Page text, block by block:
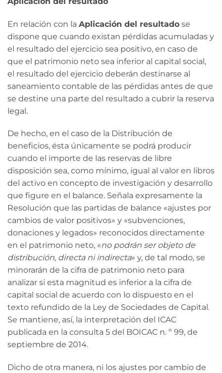
En relación con la Aplicación del resultado se
dispone que cuando existan pérdidas acumuladas y
el resultado del ejercicio sea positivo, en caso de
que el patrimonio neto sea inferior al capital social,
el resultado del ejercicio deberán destinarse al
saneamiento contable de las pérdidas antes de que
se destine una parte del resultado a cubrir la reserva
legal.
De hecho, en el caso de la Distribución de
beneficios, ésta únicamente se podrá producir
cuando el importe de las reservas de libre
disposición sea, como mínimo, igual al valor en libros
del activo en concepto de investigación y desarrollo
que figure en el balance. Señala expresamente la
Resolución que las partidas de balance «ajustes por
cambios de valor positivos» y «subvenciones,
donaciones y legados» reconocidos directamente
en el patrimonio neto, «no podrán ser objeto de
distribución, directa ni indirecta» y, de tal modo, se
minorarán de la cifra de patrimonio neto para
analizar si esta magnitud es inferior a la cifra de
capital social de acuerdo con lo dispuesto en el
texto refundido de la Ley de Sociedades de Capital.
Se mantiene, así, la interpretación del ICAC
publicada en la consulta 5 del BOICAC n. º 99, de
septiembre de 2014.
Dicho de otra manera, ni los ajustes por cambio de